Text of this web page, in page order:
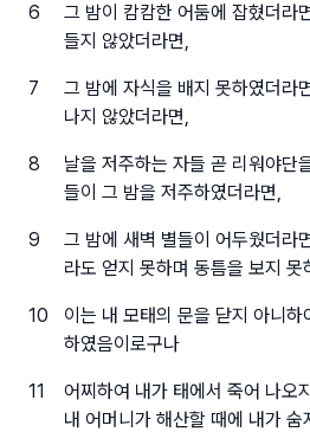
6
그 밤이 캄캄한 어둠에 잡혔더라
들지 않았더라면,
7
그 밤에 자식을 배지 못하였더라
나지 않았더라면,
8
날을 저주하는 자들 곧 리워야단
들이 그 밤을 저주하였더라면,
9
그 밤에 새벽 별들이 어두웠더라
라도 얻지 못하며 동틈을 보지
10
이는 내 모태의 문을 닫지 아니하
하였음이로구나
11
어찌하여 내가 태에서 죽어 나오
내 어머니가 해산할 때에 내가 숨